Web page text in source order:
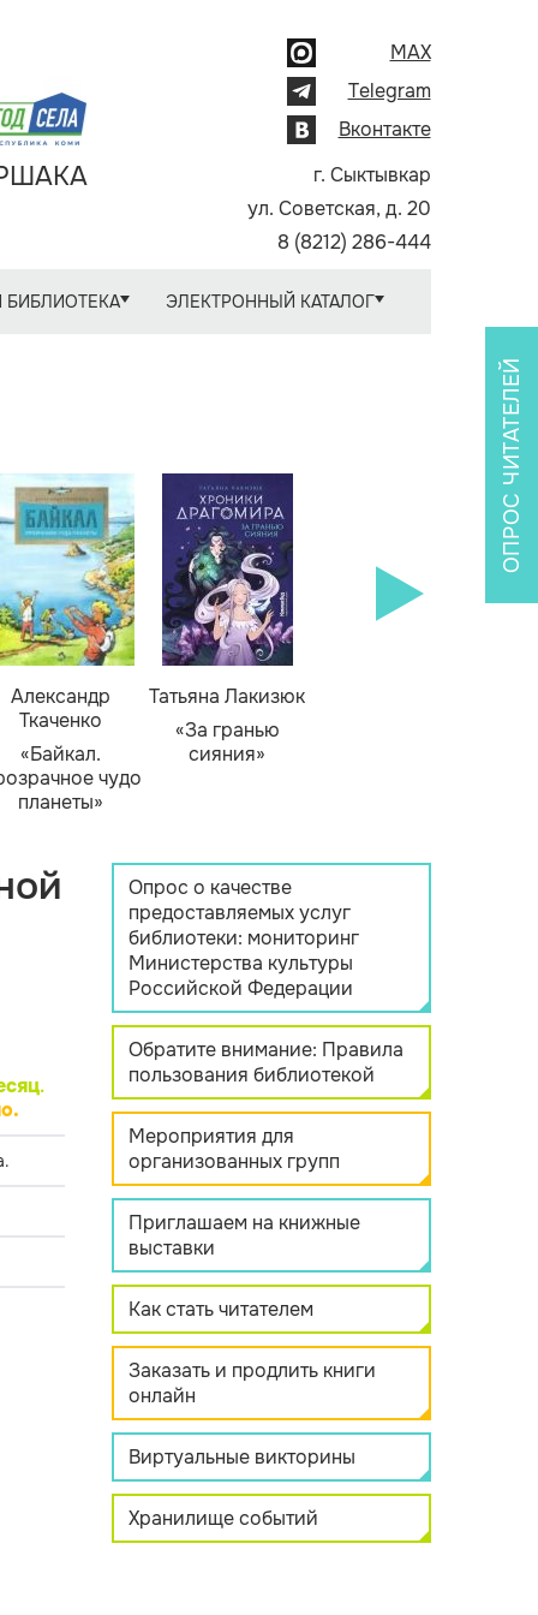
MAX
Telegram
Вконтакте
г. Сыктывкар
ул. Советская, д. 20
8 (8212) 286-444
БИБЛИОТЕКА ЭЛЕКТРОННЫЙ КАТАЛОГ
Александр
Ткаченко
«Байкал.
чудо
планеты»
Татьяна Лакизюк
«За гранью
сияния»
.
ОПРОС ЧИТАТЕЛЕЙ
Опрос о качестве
предоставляемых услуг
библиотеки: мониторинг
Министерства культуры
Российской Федерации
Обратите внимание: Правила
пользования библиотекой
Мероприятия для
организованных групп
Приглашаем на книжные
выставки
Как стать читателем
Заказать и продлить книги
онлайн
Виртуальные викторины
Хранилище событий